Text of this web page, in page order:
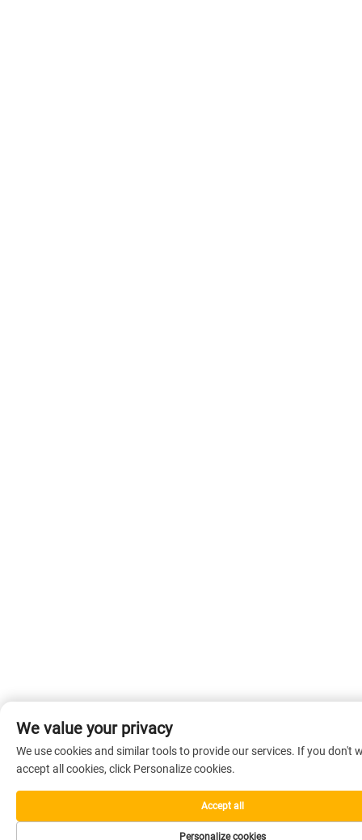
We value your privacy
We use cookies and similar tools to provide our services. If you don't
accept all cookies, click Personalize cookies.
Personalize cookies
Accept all